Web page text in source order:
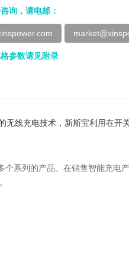
询，请电邮：
参数请见附录
线充电技术，新斯宝利用在开
系列的产品。在销售智能充电